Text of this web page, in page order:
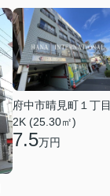
府中市晴見町１丁目
2K (25.30㎡)
7.5万円